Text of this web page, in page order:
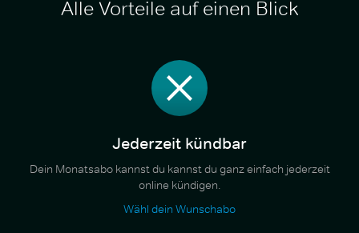
Alle Vorteile auf einen Blick
Jederzeit kündbar
Dein Monatsabo kannst du kannst du ganz einfach jederzeit
online kündigen.
Wähl dein Wunschabo